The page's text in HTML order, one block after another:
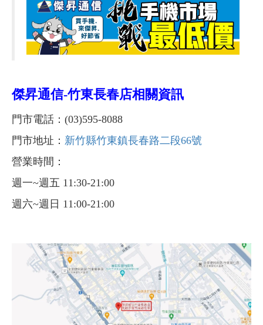
傑昇通信-竹東長春店相關資訊
門市電話：(03)595-8088
門市地址： 新竹縣竹東鎮長春路二段66號
營業時間：
週一~週五 11:30-21:00
週六~週日 11:00-21:00